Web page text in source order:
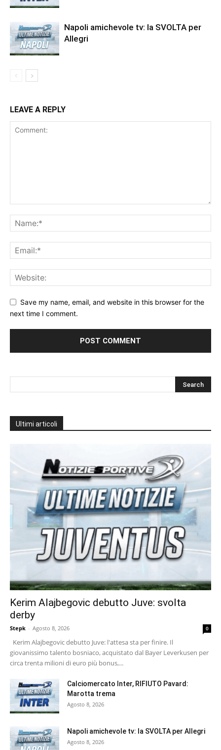
Napoli amichevole tv: la SVOLTA per
Allegri
LEAVE A REPLY
Save my name, email, and website in this browser for the
next time I comment.
Ultimi articoli
Kerim Alajbegovic debutto Juve: svolta
derby
Stepk - Agosto 8, 2026 0
Kerim Alajbegovic debutto Juve: l'attesa sta per finire. Il
giovanissimo talento bosniaco, acquistato dal Bayer Leverkusen per
circa trenta milioni di euro più bonus,...
Calciomercato Inter, RIFIUTO Pavard:
Marotta trema
Agosto 8, 2026
Napoli amichevole tv: la SVOLTA per Allegri
Agosto 8, 2026